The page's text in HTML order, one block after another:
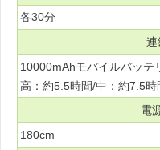
各30分
連
10000mAhモバイルバッテ
高：約5.5時間/中：約7.5
電
180cm